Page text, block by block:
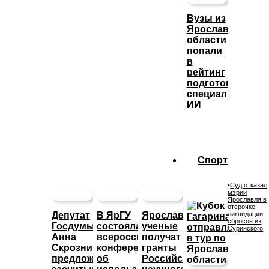
Вузы из
Ярославской
области
попали
в
рейтинг
подготовки
специалистов
ИИ
Депутат
Госдумы
Анна
Скрозникова
предложила
В ЯрГУ
состоялась
всероссийская
конференция
об
Ярославские
ученые
получат
гранты
Российского
Спорт
•Суд отказал
мэрии
Ярославля в
отсрочке
ликвидации
сбросов из
Суринского